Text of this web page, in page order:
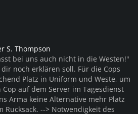
S. Thompson
bei uns auch nicht in die Westen!"
noch erklären soll. Für die Cops
Platz in Uniform und Weste, um
auf dem Server im Tagesdienst
Arma keine Alternative mehr Platz
Rucksack. --> Notwendigkeit des